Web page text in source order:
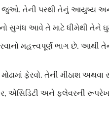
જુઓ. તેની પરથી તેનું આયુષ્ય
સુગંધ આવે તે માટે ધીમેથી તેને
મહત્ત્વપૂર્ણ ભાગ છે. આથી
ફેરવો. તેની મીઠાશ
એસિડિટી અને ફ્લેવરની